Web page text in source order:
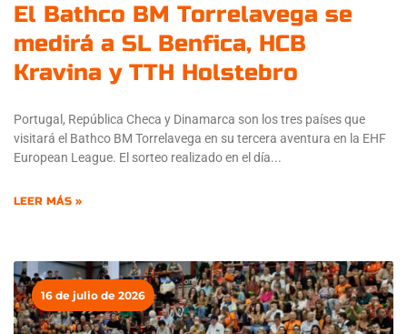
El Bathco BM Torrelavega se
medirá a SL Benfica, HCB
Kravina y TTH Holstebro
Portugal, República Checa y Dinamarca son los tres países que
visitará el Bathco BM Torrelavega en su tercera aventura en la EHF
European League. El sorteo realizado en el día
LEER MÁS »
16 de julio de 2026